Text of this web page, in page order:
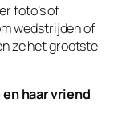
foto’s of
wedstrijden of
ze het grootste
haar vriend